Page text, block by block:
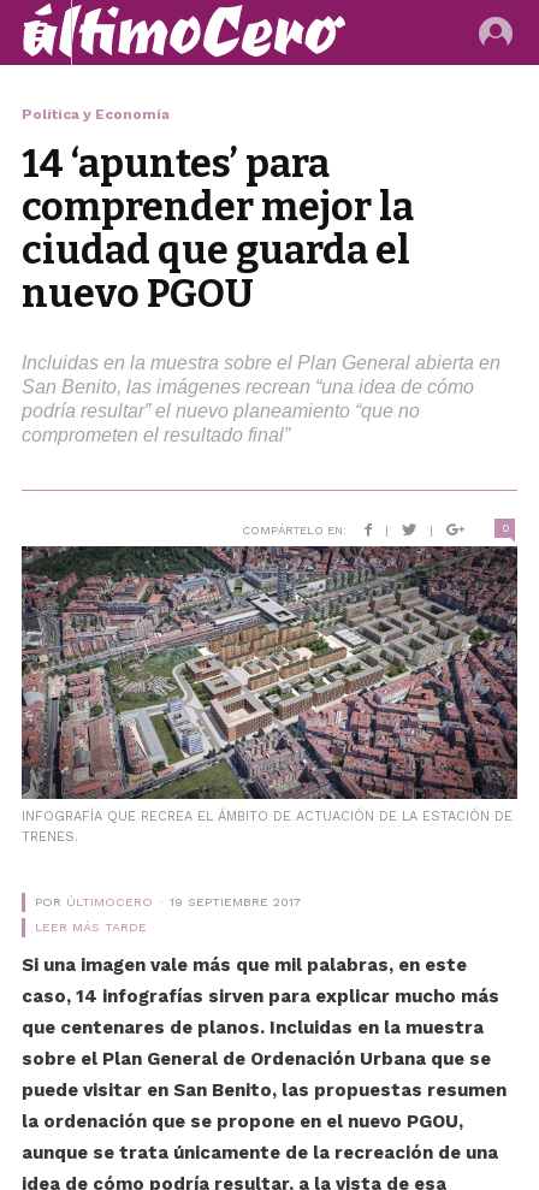
Política y Economía
14 ‘apuntes’ para
comprender mejor la
ciudad que guarda el
nuevo PGOU
Incluidas en la muestra sobre el Plan General abierta en
San Benito, las imágenes recrean “una idea de cómo
podría resultar” el nuevo planeamiento “que no
comprometen el resultado final”
COMPÁRTELO EN: | | 0
INFOGRAFÍA QUE RECREA EL ÁMBITO DE ACTUACIÓN DE LA ESTACIÓN DE
TRENES.
POR ÚLTIMOCERO
19 SEPTIEMBRE 2017
LEER MÁS TARDE
Si una imagen vale más que mil palabras, en este
caso, 14 infografías sirven para explicar mucho más
que centenares de planos. Incluidas en la muestra
sobre el Plan General de Ordenación Urbana que se
puede visitar en San Benito, las propuestas resumen
la ordenación que se propone en el nuevo PGOU,
aunque se trata únicamente de la recreación de una
idea de cómo podría resultar, a la vista de esa